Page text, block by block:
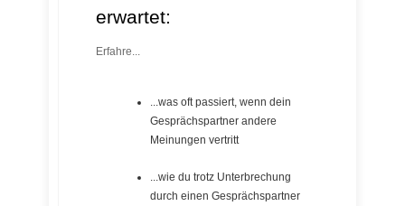
erwartet:
Erfahre...
...was oft passiert, wenn dein
Gesprächspartner andere
Meinungen vertritt
...wie du trotz Unterbrechung
durch einen Gesprächspartner